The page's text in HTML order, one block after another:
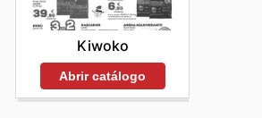
Kiwoko
Abrir catálogo